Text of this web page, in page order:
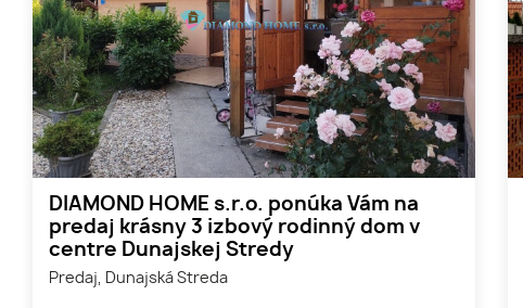
DIAMOND HOME s.r.o. ponúka Vám na
predaj krásny 3 izbový rodinný dom v
centre Dunajskej Stredy
Predaj, Dunajská Streda